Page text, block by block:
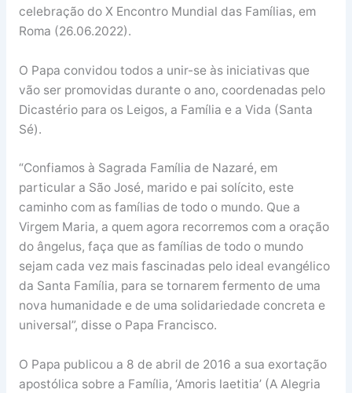
celebração do X Encontro Mundial das Famílias, em
Roma (26.06.2022).
O Papa convidou todos a unir-se às iniciativas que
vão ser promovidas durante o ano, coordenadas pelo
Dicastério para os Leigos, a Família e a Vida (Santa
Sé).
“Confiamos à Sagrada Família de Nazaré, em
particular a São José, marido e pai solícito, este
caminho com as famílias de todo o mundo. Que a
Virgem Maria, a quem agora recorremos com a oração
do ângelus, faça que as famílias de todo o mundo
sejam cada vez mais fascinadas pelo ideal evangélico
da Santa Família, para se tornarem fermento de uma
nova humanidade e de uma solidariedade concreta e
universal”, disse o Papa Francisco.
O Papa publicou a 8 de abril de 2016 a sua exortação
apostólica sobre a Família, ‘Amoris laetitia’ (A Alegria